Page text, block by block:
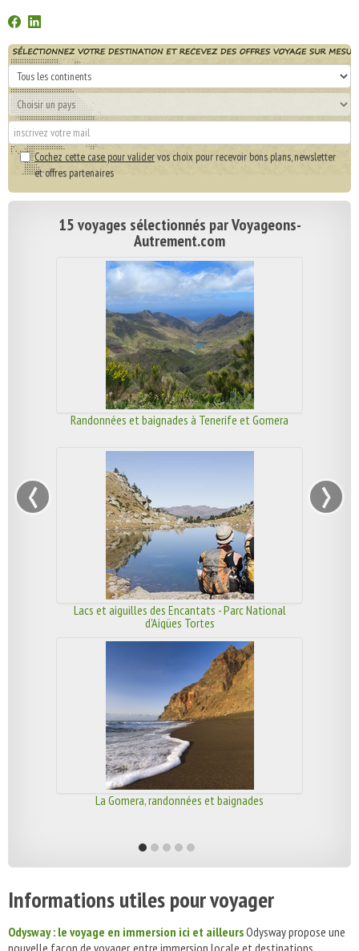
Cochez cette case pour validervos choix pour recevoir bons plans, newsletter
et offres partenaires
15 voyages sélectionnés par Voyageons-
Autrement.com
Randonnées et baignades à Tenerife et Gomera
Lacs et aiguilles des Encantats - Parc National
d'Aigües Tortes
La Gomera, randonnées et baignades
‹ ›
Informations utiles pour voyager
Odysway : le voyage en immersion ici et ailleursOdysway propose une
nouvelle façon de voyager, entre immersion locale et destinations